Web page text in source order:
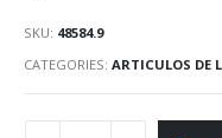
SKU: 48584.9
CATEGORIES: ARTICULOS DE